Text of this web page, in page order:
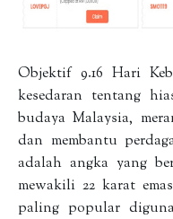
Objektif 9.16 Hari
kesedaran tentang
budaya Malaysia,
dan membantu
adalah angka yang
mewakili 22 karat
paling popular